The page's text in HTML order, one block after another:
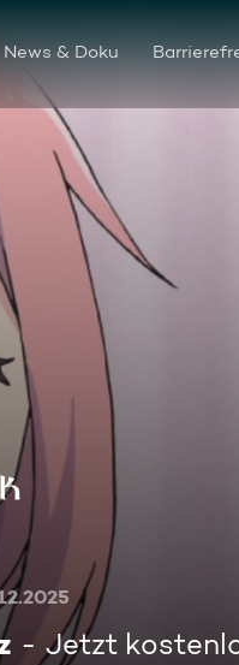
News & Doku
und die Camping-
Jetzt